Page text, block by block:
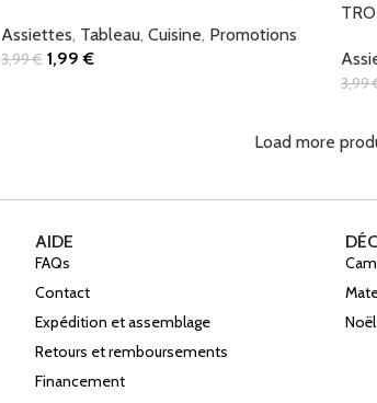
Assiettes, Tableau, Cuisine, Promotions
3,99€ 1,99€
3,99
Load more
AIDE
FAQs
Contact
Expédition et assemblage
Retours et remboursements
Financement
Noël